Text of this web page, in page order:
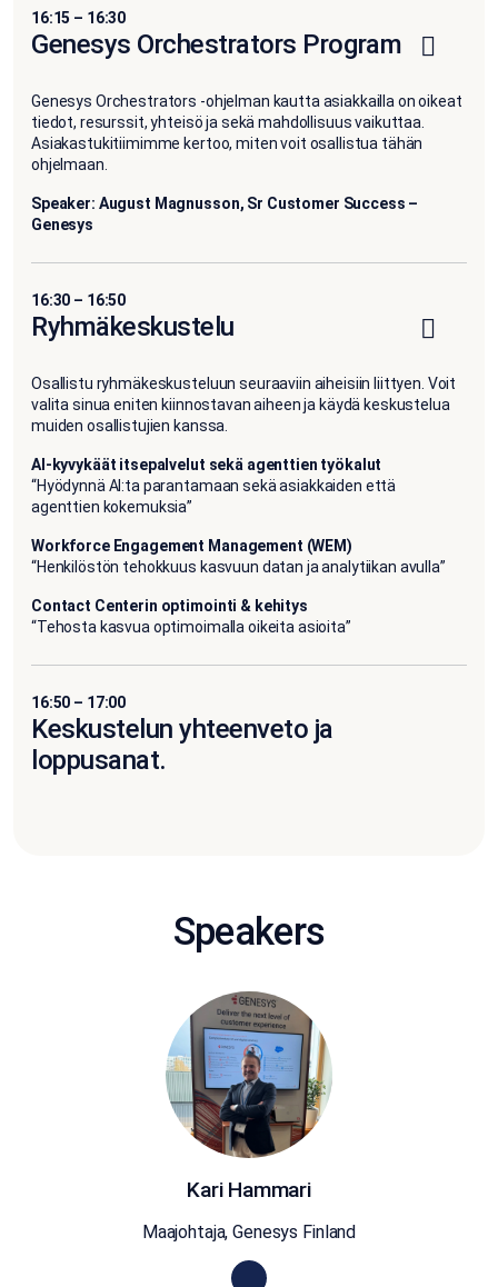
16:15 – 16:30
Genesys Orchestrators Program
Genesys Orchestrators -ohjelman kautta asiakkailla on oikeat
tiedot, resurssit, yhteisö ja sekä mahdollisuus vaikuttaa.
Asiakastukitiimimme kertoo, miten voit osallistua tähän
ohjelmaan.
Speaker: August Magnusson, Sr Customer Success –
Genesys
16:30 – 16:50
Ryhmäkeskustelu
Osallistu ryhmäkeskusteluun seuraaviin aiheisiin liittyen. Voit
valita sinua eniten kiinnostavan aiheen ja käydä keskustelua
muiden osallistujien kanssa.
AI-kyvykäät itsepalvelut sekä agenttien työkalut
“Hyödynnä AI:ta parantamaan sekä asiakkaiden että
agenttien kokemuksia”
Workforce Engagement Management (WEM)
“Henkilöstön tehokkuus kasvuun datan ja analytiikan avulla”
Contact Centerin optimointi & kehitys
“Tehosta kasvua optimoimalla oikeita asioita”
16:50 – 17:00
Keskustelun yhteenveto ja
loppusanat.
Speakers
Kari Hammari
Maajohtaja, Genesys Finland